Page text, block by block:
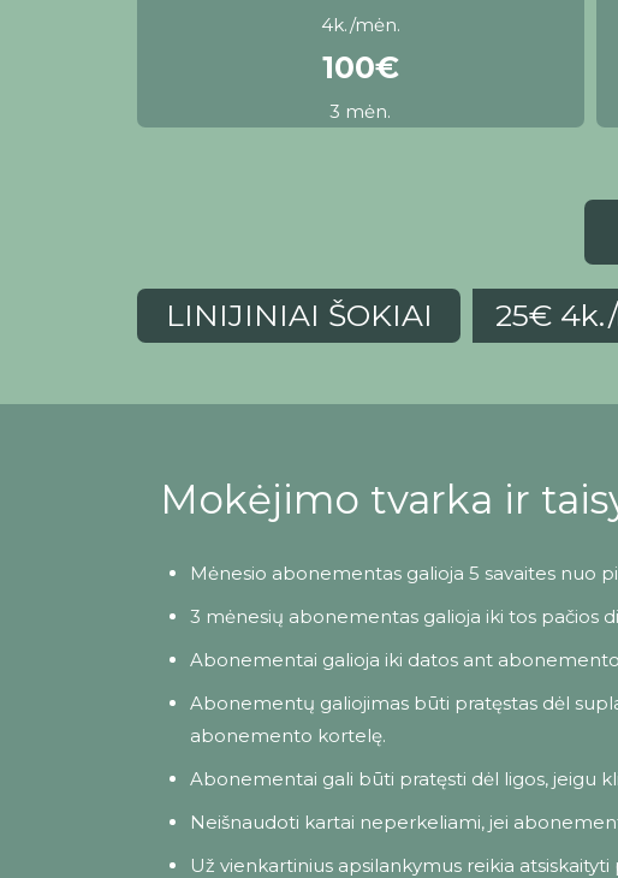
4k./mėn.
100€
3 mėn.
LINIJINIAI ŠOKIAI 25€
Mokėjimo tvarka ir
Mėnesio abonementas galioja 5 savaites nuo
3 mėnesių abonementas galioja iki tos pačios
Abonementai galioja iki datos ant
Abonementų galiojimas būti pratęstas dėl
abonemento kortelę.
Abonementai gali būti pratęsti dėl ligos, jeigu
Neišnaudoti kartai neperkeliami, jei
Už vienkartinius apsilankymus reikia